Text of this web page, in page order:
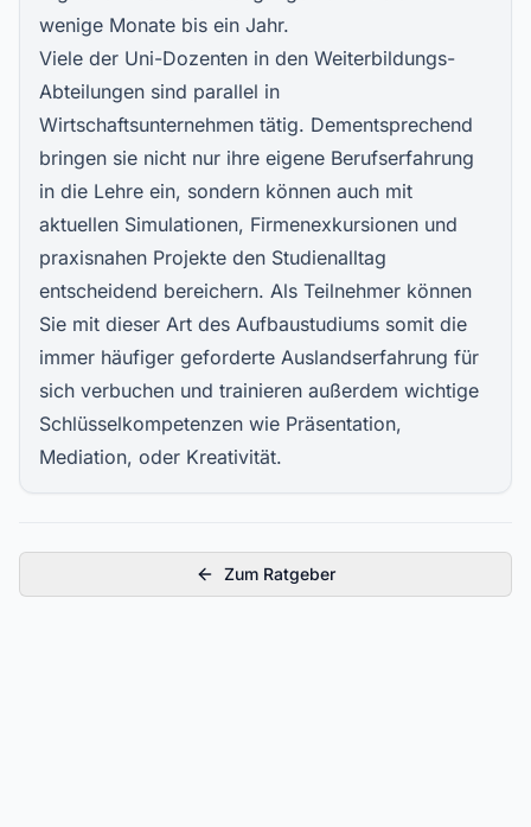
wenige Monate bis ein Jahr.
Viele der Uni-Dozenten in den Weiterbildungs-
Abteilungen sind parallel in
Wirtschaftsunternehmen tätig. Dementsprechend
bringen sie nicht nur ihre eigene Berufserfahrung
in die Lehre ein, sondern können auch mit
aktuellen Simulationen, Firmenexkursionen und
praxisnahen Projekte den Studienalltag
entscheidend bereichern. Als Teilnehmer können
Sie mit dieser Art des Aufbaustudiums somit die
immer häufiger geforderte Auslandserfahrung für
sich verbuchen und trainieren außerdem wichtige
Schlüsselkompetenzen wie Präsentation,
Mediation, oder Kreativität.
Zum Ratgeber